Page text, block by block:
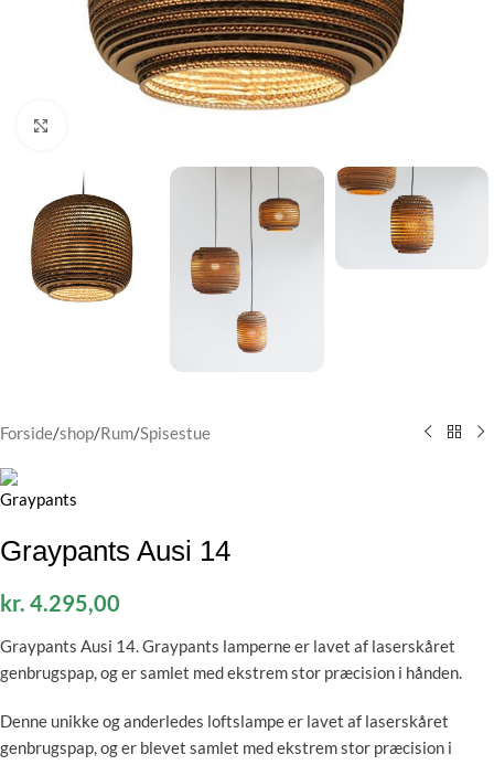
Forside/shop/Rum/Spisestue
Graypants Ausi 14
kr. 4.295,00
Graypants Ausi 14. Graypants lamperne er lavet af laserskåret
genbrugspap, og er samlet med ekstrem stor præcision i hånden.
Denne unikke og anderledes loftslampe er lavet af laserskåret
genbrugspap, og er blevet samlet med ekstrem stor præcision i